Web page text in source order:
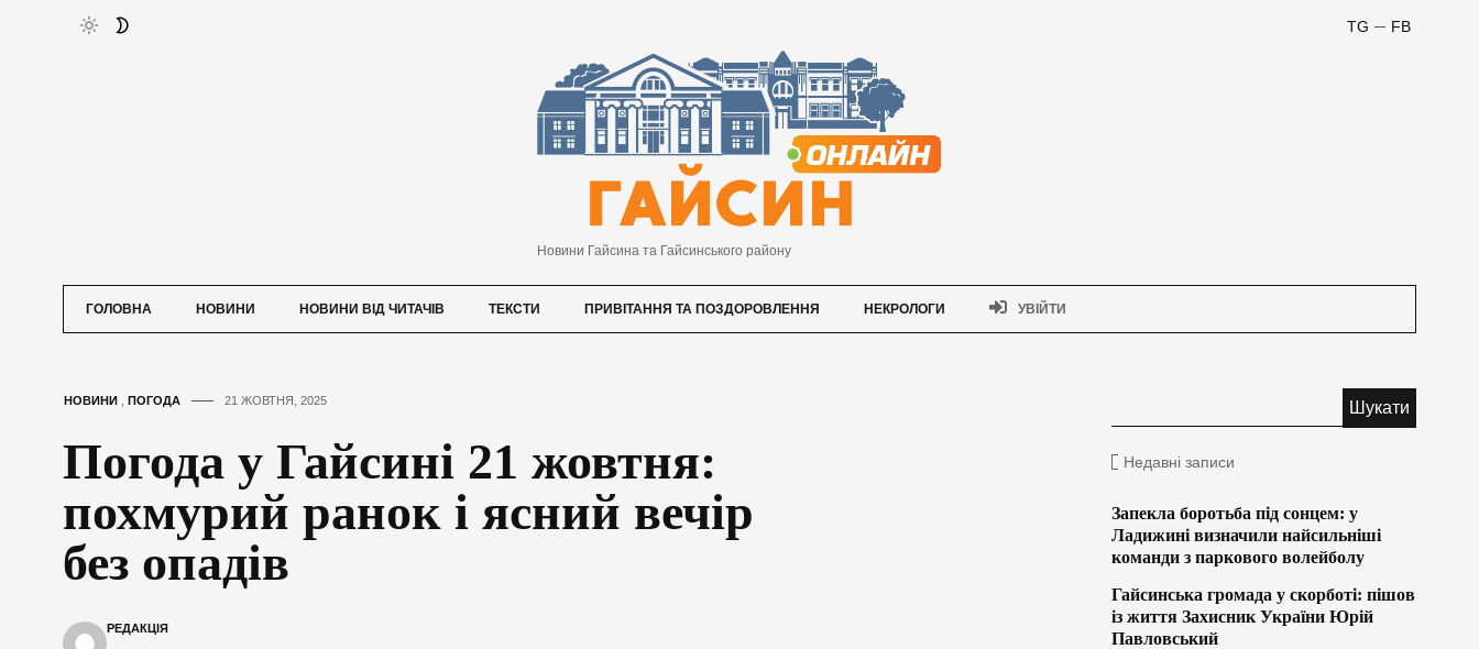
FB
TG
Новини Гайсина та Гайсинського району
ГОЛОВНА НОВИНИ НОВИНИ ВІД ЧИТАЧІВ ТЕКСТИ ПРИВІТАННЯ ТА ПОЗДОРОВЛЕННЯ НЕКРОЛОГИ УВІЙТИ
НОВИНИ ПОГОДА 21 ЖОВТНЯ, 2025
Погода у Гайсині 21 жовтня:
похмурий ранок і ясний вечір
без опадів
РЕДАКЦІЯ
Недавні записи
Запекла боротьба під сонцем: у
Ладижині визначили найсильніші
команди з паркового волейболу
Гайсинська громада у скорботі: пішов
із життя Захисник України Юрій
Павловський